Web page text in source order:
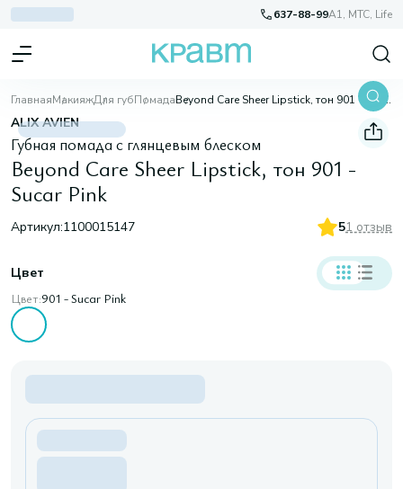
637-88-99A1, МТС, Life
ГлавнаяМакияжДля губПомада Beyond Care Sheer Lipstick, тон 901 - Sucar Pink
ALIX AVIEN
Губная помада с глянцевым блеском
Beyond Care Sheer Lipstick, тон 901 -
Sucar Pink
Артикул:1100015147 51 отзыв
Цвет
Цвет:901 - Sucar Pink